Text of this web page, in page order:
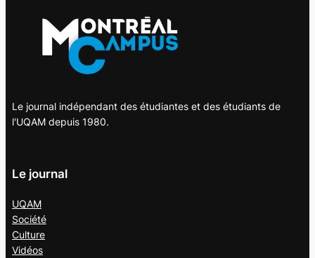
Le journal indépendant des étudiantes et des étudiants de
l'UQAM depuis 1980.
Le journal
UQAM
Société
Culture
Vidéos